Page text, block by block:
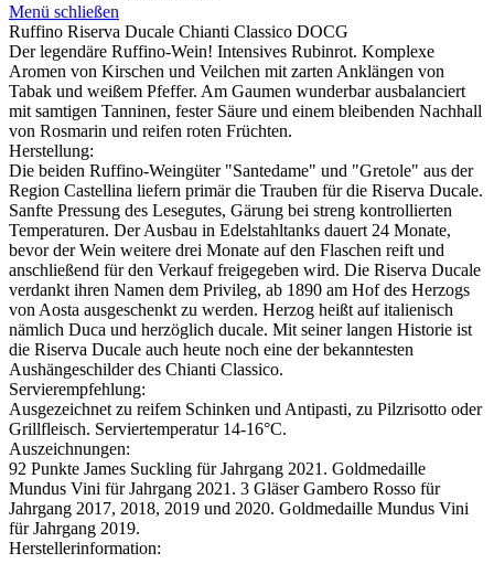
Menü schließen
Ruffino Riserva Ducale Chianti Classico DOCG
Der legendäre Ruffino-Wein! Intensives Rubinrot. Komplexe
Aromen von Kirschen und Veilchen mit zarten Anklängen von
Tabak und weißem Pfeffer. Am Gaumen wunderbar ausbalanciert
mit samtigen Tanninen, fester Säure und einem bleibenden Nachhall
von Rosmarin und reifen roten Früchten.
Herstellung:
Die beiden Ruffino-Weingüter "Santedame" und "Gretole" aus der
Region Castellina liefern primär die Trauben für die Riserva Ducale.
Sanfte Pressung des Lesegutes, Gärung bei streng kontrollierten
Temperaturen. Der Ausbau in Edelstahltanks dauert 24 Monate,
bevor der Wein weitere drei Monate auf den Flaschen reift und
anschließend für den Verkauf freigegeben wird. Die Riserva Ducale
verdankt ihren Namen dem Privileg, ab 1890 am Hof des Herzogs
von Aosta ausgeschenkt zu werden. Herzog heißt auf italienisch
nämlich Duca und herzöglich ducale. Mit seiner langen Historie ist
die Riserva Ducale auch heute noch eine der bekanntesten
Aushängeschilder des Chianti Classico.
Servierempfehlung:
Ausgezeichnet zu reifem Schinken und Antipasti, zu Pilzrisotto oder
Grillfleisch. Serviertemperatur 14-16°C.
Auszeichnungen:
92 Punkte James Suckling für Jahrgang 2021. Goldmedaille
Mundus Vini für Jahrgang 2021. 3 Gläser Gambero Rosso für
Jahrgang 2017, 2018, 2019 und 2020. Goldmedaille Mundus Vini
für Jahrgang 2019.
Herstellerinformation: